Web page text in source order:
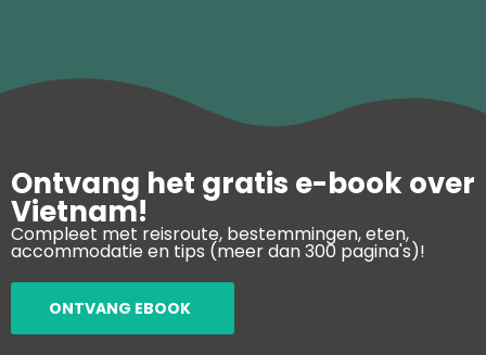
Ontvang het gratis e-book over
Vietnam!
Compleet met reisroute, bestemmingen, eten,
accommodatie en tips (meer dan 300 pagina's)!
ONTVANG EBOOK